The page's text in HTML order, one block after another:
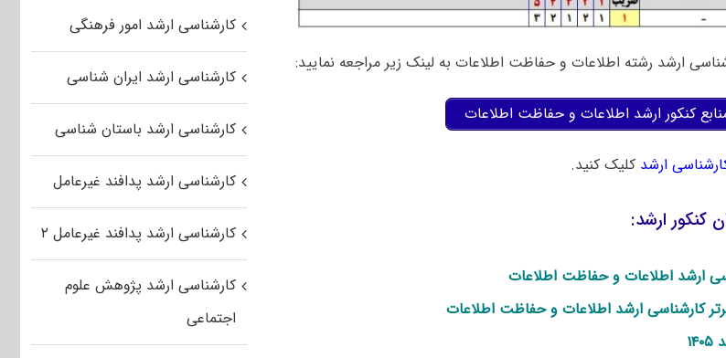
ارشد رشته اطلاعات و حفاظت اطلاعات به لینک زیر مراجعه نمایید:
کنکور ارشد اطلاعات و حفاظت اطلاعات
ارشد کلیک کنید.
کنکور ارشد:
ارشد اطلاعات و حفاظت اطلاعات
کارشناسی ارشد اطلاعات و حفاظت اطلاعات
کارشناسی ارشد امور فرهنگی
کارشناسی ارشد ایران شناسی
کارشناسی ارشد باستان شناسی
کارشناسی ارشد پدافند غیرعامل
کارشناسی ارشد پدافند غیرعامل ۲
کارشناسی ارشد پژوهش علوم
اجتماعی